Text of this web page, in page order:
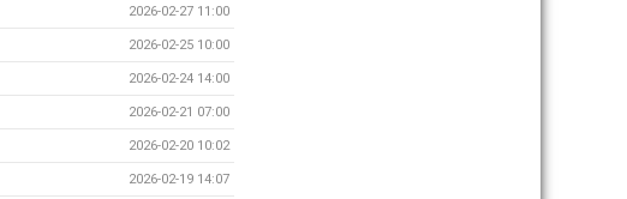
2026-02-27 11:00
2026-02-25 10:00
2026-02-24 14:00
2026-02-21 07:00
2026-02-20 10:02
2026-02-19 14:07